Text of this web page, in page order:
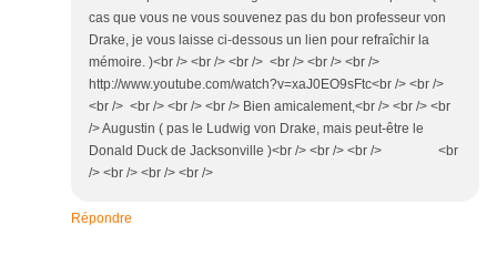
cas que vous ne vous souvenez pas du bon professeur von
Drake, je vous laisse ci-dessous un lien pour refraîchir la
mémoire. )<br /> <br /> <br /> <br /> <br /> <br />
http://www.youtube.com/watch?v=xaJ0EO9sFtc<br /> <br />
<br /> <br /> <br /> <br /> Bien amicalement,<br /> <br /> <br
/> Augustin ( pas le Ludwig von Drake, mais peut-être le
Donald Duck de Jacksonville )<br /> <br /> <br /> <br
/> <br /> <br /> <br />
Répondre